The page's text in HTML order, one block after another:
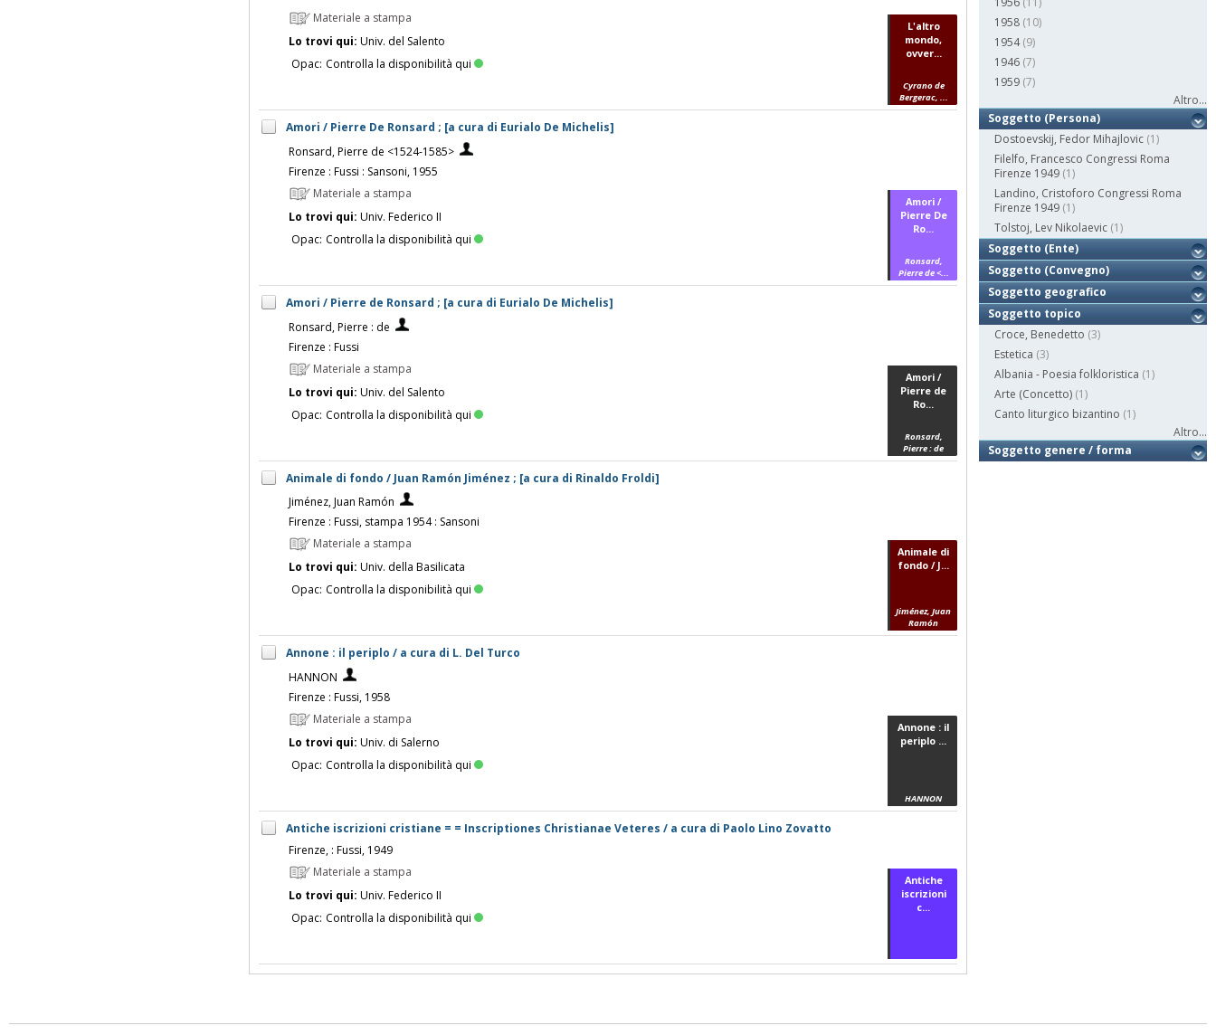
Materiale a stampa
Lo trovi qui: Univ. del Salento
Opac: Controlla la disponibilità qui
L'altro
mondo,
ovver...
Cyrano de
Bergerac, ...
Amori / Pierre De Ronsard ; [a cura di Eurialo De Michelis]
Ronsard, Pierre de <1524-1585>
Firenze : Fussi : Sansoni, 1955
Materiale a stampa
Lo trovi qui: Univ. Federico II
Opac: Controlla la disponibilità qui
Amori /
Pierre De
Ro...
Ronsard,
Pierre de <...
Amori / Pierre de Ronsard ; [a cura di Eurialo De Michelis]
Ronsard, Pierre : de
Firenze : Fussi
Materiale a stampa
Lo trovi qui: Univ. del Salento
Opac: Controlla la disponibilità qui
Amori /
Pierre de
Ro...
Ronsard,
Pierre : de
Animale di fondo / Juan Ramón Jiménez ; [a cura di Rinaldo Froldi]
Jiménez, Juan Ramón
Firenze : Fussi, stampa 1954 : Sansoni
Materiale a stampa
Lo trovi qui: Univ. della Basilicata
Opac: Controlla la disponibilità qui
Animale di
fondo / J...
Jiménez, Juan
Ramón
Annone : il periplo / a cura di L. Del Turco
HANNON
Firenze : Fussi, 1958
Materiale a stampa
Lo trovi qui: Univ. di Salerno
Opac: Controlla la disponibilità qui
Annone : il
periplo ...
HANNON
Antiche iscrizioni cristiane = = Inscriptiones Christianae Veteres / a cura di Paolo Lino Zovatto
Firenze, : Fussi, 1949
Materiale a stampa
Lo trovi qui: Univ. Federico II
Opac: Controlla la disponibilità qui
Antiche
iscrizioni
c...
1958 (10)
1954 (9)
1946 (7)
1959 (7)
Altro...
Soggetto (Persona)
Dostoevskij, Fedor Mihajlovic (1)
Filelfo, Francesco Congressi Roma
Firenze 1949 (1)
Landino, Cristoforo Congressi Roma
Firenze 1949 (1)
Tolstoj, Lev Nikolaevic (1)
Soggetto (Ente)
Soggetto (Convegno)
Soggetto geografico
Soggetto topico
Croce, Benedetto (3)
Estetica (3)
Albania - Poesia folkloristica (1)
Arte (Concetto) (1)
Canto liturgico bizantino (1)
Altro...
Soggetto genere / forma